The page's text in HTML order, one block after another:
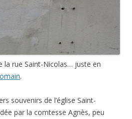
la rue Saint-Nicolas… juste en
.
souvenirs de l’église Saint-
par la comtesse Agnès, peu